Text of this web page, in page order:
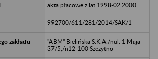
akta płacowe z lat 1998-02.2000
992700/611/281/2014/SAK/1
"ABM" Bielińska S.K.A./nul. 1 Maja
37/5,/n12-100 Szczytno